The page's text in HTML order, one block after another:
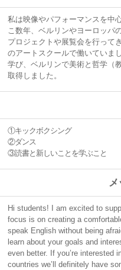
私は映像やパフォーマンスを中
こ数年、ベルリンやヨーロッパ
プロジェクトや展覧会を行って
のアートスクールで働いていま
学び、ベルリンで美術と哲学（
取得しました。
①キックボクシング
②ダンス
③読書と新しいことを学ぶこと
メ
Hi students! I am excited to
focus is on creating a
speak English without being
learn about your goals and
even better. If you’re interested
countries we’ll definitely have